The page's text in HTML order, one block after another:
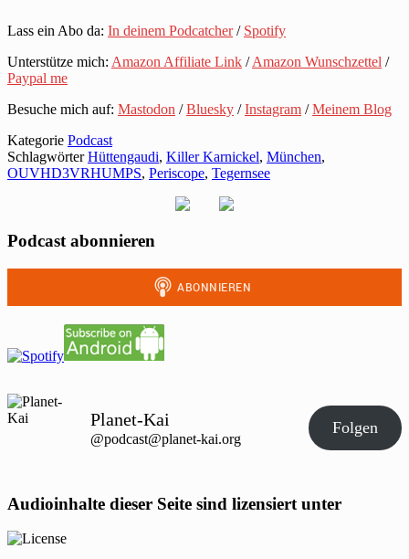
Lass ein Abo da: In deinem Podcatcher/ Spotify
Unterstütze mich: Amazon Affiliate Link /Amazon Wunschzettel /
Paypal me
Besuche mich auf: Mastodon /Bluesky /Instagram /Meinem Blog
Kategorie Podcast
SchlagwörterHüttengaudi, Killer Karnickel, München,
OUVHD3VRHUMPS, Periscope, Tegernsee
Podcast abonnieren
Planet-Kai
@podcast@planet-kai.org
Folgen
Audioinhalte dieser Seite sind lizensiert unter